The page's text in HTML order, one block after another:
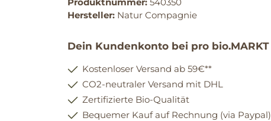
Hersteller: Natur Compagnie
Dein Kundenkonto bei pro bio.MARKT
Kostenloser Versand ab 59€**
CO2-neutraler Versand mit DHL
Zertifizierte Bio-Qualität
Bequemer Kauf auf Rechnung (via Paypal)